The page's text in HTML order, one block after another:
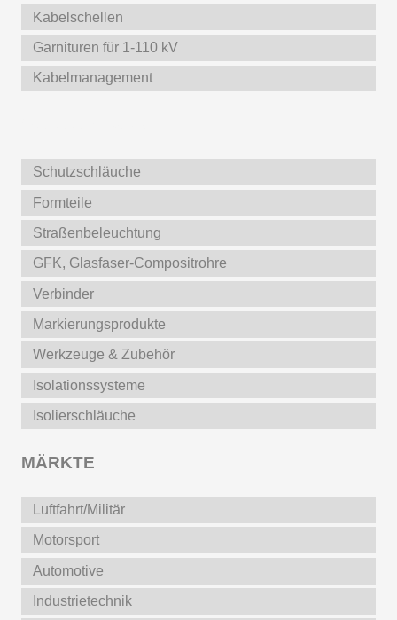
Kabelschellen
Garnituren für 1-110 kV
Kabelmanagement
Schutzschläuche
Formteile
Straßenbeleuchtung
GFK, Glasfaser-Compositrohre
Verbinder
Markierungsprodukte
Werkzeuge & Zubehör
Isolationssysteme
Isolierschläuche
MÄRKTE
Luftfahrt/Militär
Motorsport
Automotive
Industrietechnik